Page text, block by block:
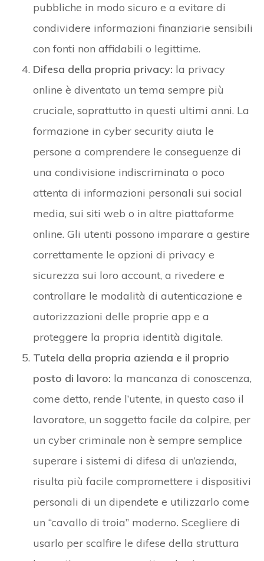
pubbliche in modo sicuro e a evitare di
condividere informazioni finanziarie sensibili
con fonti non affidabili o legittime.
Difesa della propria privacy: la privacy
online è diventato un tema sempre più
cruciale, soprattutto in questi ultimi anni. La
formazione in cyber security aiuta le
persone a comprendere le conseguenze di
una condivisione indiscriminata o poco
attenta di informazioni personali sui social
media, sui siti web o in altre piattaforme
online. Gli utenti possono imparare a gestire
correttamente le opzioni di privacy e
sicurezza sui loro account, a rivedere e
controllare le modalità di autenticazione e
autorizzazioni delle proprie app e a
proteggere la propria identità digitale.
Tutela della propria azienda e il proprio
posto di lavoro: la mancanza di conoscenza,
come detto, rende l’utente, in questo caso il
lavoratore, un soggetto facile da colpire, per
un cyber criminale non è sempre semplice
superare i sistemi di difesa di un’azienda,
risulta più facile compromettere i dispositivi
personali di un dipendete e utilizzarlo come
un “cavallo di troia” moderno. Scegliere di
usarlo per scalfire le difese della struttura